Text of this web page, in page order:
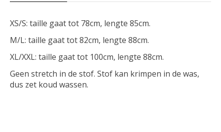
XS/S: taille gaat tot 78cm, lengte 85cm.
M/L: taille gaat tot 82cm, lengte 88cm.
XL/XXL: taille gaat tot 100cm, lengte 88cm.
Geen stretch in de stof. Stof kan krimpen in de was,
dus zet koud wassen.